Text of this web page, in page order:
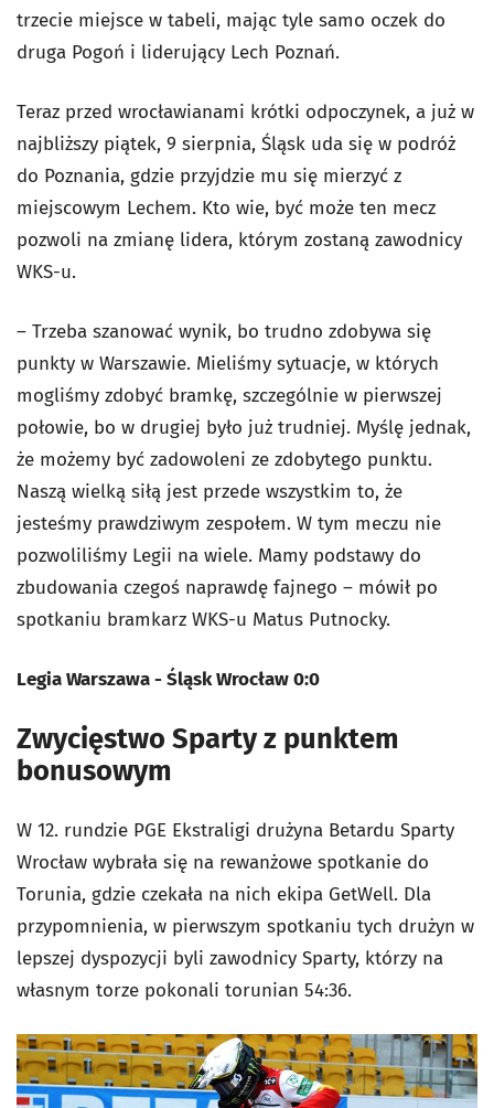
trzecie miejsce w tabeli, mając tyle samo oczek do
druga Pogoń i liderujący Lech Poznań.
Teraz przed wrocławianami krótki odpoczynek, a już w
najbliższy piątek, 9 sierpnia, Śląsk uda się w podróż
do Poznania, gdzie przyjdzie mu się mierzyć z
miejscowym Lechem. Kto wie, być może ten mecz
pozwoli na zmianę lidera, którym zostaną zawodnicy
WKS-u.
– Trzeba szanować wynik, bo trudno zdobywa się
punkty w Warszawie. Mieliśmy sytuacje, w których
mogliśmy zdobyć bramkę, szczególnie w pierwszej
połowie, bo w drugiej było już trudniej. Myślę jednak,
że możemy być zadowoleni ze zdobytego punktu.
Naszą wielką siłą jest przede wszystkim to, że
jesteśmy prawdziwym zespołem. W tym meczu nie
pozwoliliśmy Legii na wiele. Mamy podstawy do
zbudowania czegoś naprawdę fajnego – mówił po
spotkaniu bramkarz WKS-u Matus Putnocky.
Legia Warszawa - Śląsk Wrocław 0:0
Zwycięstwo Sparty z punktem
bonusowym
W 12. rundzie PGE Ekstraligi drużyna Betardu Sparty
Wrocław wybrała się na rewanżowe spotkanie do
Torunia, gdzie czekała na nich ekipa GetWell. Dla
przypomnienia, w pierwszym spotkaniu tych drużyn w
lepszej dyspozycji byli zawodnicy Sparty, którzy na
własnym torze pokonali torunian 54:36.